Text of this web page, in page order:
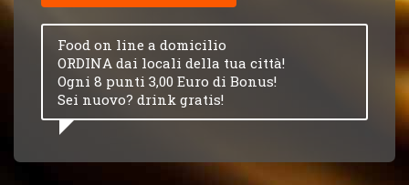
Food on line a domicilio
ORDINA dai locali della tua città!
Ogni 8 punti 3,00 Euro di Bonus!
Sei nuovo? drink gratis!